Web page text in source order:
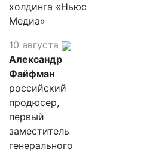
холдинга «Ньюс
Медиа»
10 августа
Александр
Файфман
российский
продюсер,
первый
заместитель
генерального